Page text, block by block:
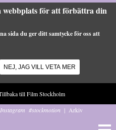
webbplats för att förbättra din
sida du ger ditt samtycke för oss att
NEJ, JAG VILL VETA MER
tillFilm Stockholm
Instagram #stockmotion | Arkiv